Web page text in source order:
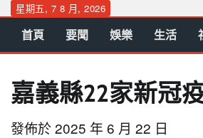
Skip
content
星期五, 7 8 月, 2026
首頁 要聞 娛樂 生活
嘉義縣22家新冠
發佈於2025 年 6 月 22 日